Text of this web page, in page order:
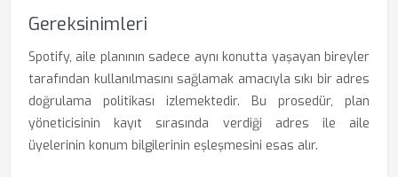
Gereksinimleri
Spotify, aile planının sadece aynı konutta yaşayan bireyler
tarafından kullanılmasını sağlamak amacıyla sıkı bir adres
doğrulama politikası izlemektedir. Bu prosedür, plan
yöneticisinin kayıt sırasında verdiği adres ile aile
üyelerinin konum bilgilerinin eşleşmesini esas alır.